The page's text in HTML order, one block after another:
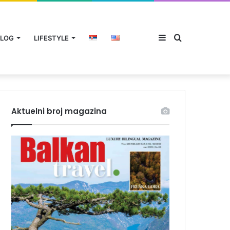
LIFESTYLE Traži
Sidebar
Aktuelni broj magazina